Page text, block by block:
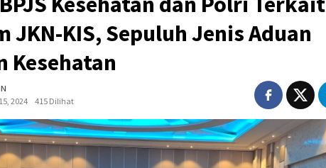
JKN-KIS, Sepuluh Jenis Aduan
Kesehatan
2024
415 Dilihat